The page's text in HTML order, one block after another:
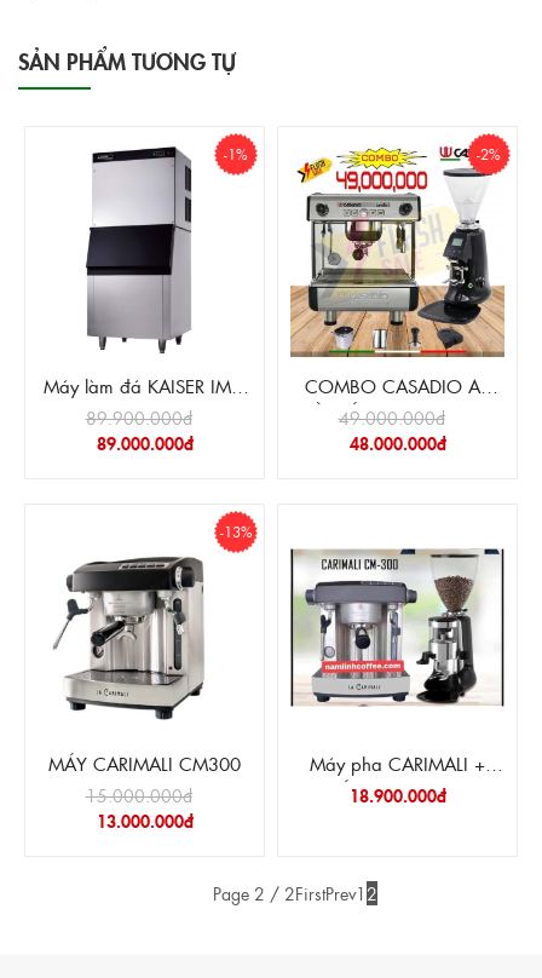
SẢN PHẨM TƯƠNG TỰ
-1%
Máy làm đá KAISER IMK-
260A
89.900.000đ
89.000.000đ
-2%
COMBO CASADIO A1
VÀ MÁY XAY XJ 600AD
49.000.000đ
48.000.000đ
-13%
MÁY CARIMALI CM300
15.000.000đ
13.000.000đ
Máy pha CARIMALI +
MÁY XAY HC 600
18.900.000đ
Page 2 / 2FirstPrev1 2